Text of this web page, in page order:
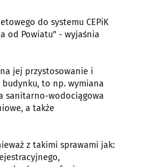
do systemu CEPiK
od Powiatu" - wyjaśnia
jej przystosowanie i
budynku, to np. wymiana
sanitarno-wodociągowa
a także
z takimi sprawami jak: